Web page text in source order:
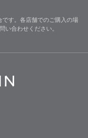
す。各店舗でのご購入の場
い合わせください。